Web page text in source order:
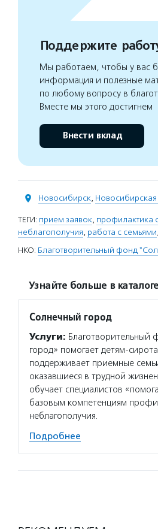
Поддержите
Мы работаем, чтобы у вас
информация и полезные
по любому вопросу в
Вместе мы этого достигнем
Внести вклад
Новосибирск,
ТЕГИ: прием заявок, профилактика
неблагополучия, работа с семьями,
НКО: Благотворительный фонд
Узнайте больше в
Солнечный город
Услуги: Благотворительный
город» помогает детям-
поддерживает приемные
оказавшиеся в трудной
обучает специалистов
базовым компетенциям
неблагополучия.
Подробнее